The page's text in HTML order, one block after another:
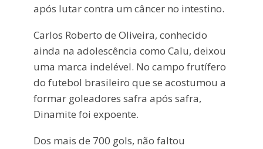
após lutar contra um câncer no intestino.
Carlos Roberto de Oliveira, conhecido
ainda na adolescência como Calu, deixou
uma marca indelével. No campo frutífero
do futebol brasileiro que se acostumou a
formar goleadores safra após safra,
Dinamite foi expoente.
Dos mais de 700 gols, não faltou